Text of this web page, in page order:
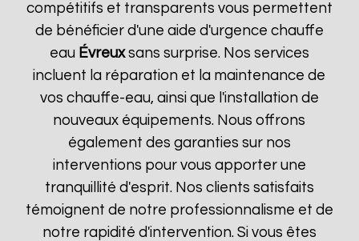
compétitifs et transparents vous permettent
de bénéficier d'une aide d'urgence chauffe
eau Évreuxsans surprise. Nos services
incluent la réparation et la maintenance de
vos chauffe-eau, ainsi que l'installation de
nouveaux équipements. Nous offrons
également des garanties sur nos
interventions pour vous apporter une
tranquillité d'esprit. Nos clients satisfaits
témoignent de notre professionnalisme et de
notre rapidité d'intervention. Si vous êtes